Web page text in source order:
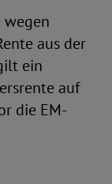
wegen
aus der
ein
auf
die EM-